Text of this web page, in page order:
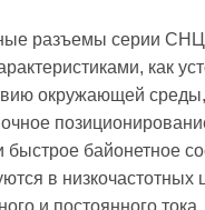
разъемы серии
как
окружающей среды,
быстрое байонетное
в низкочастотных
и постоянного тока.